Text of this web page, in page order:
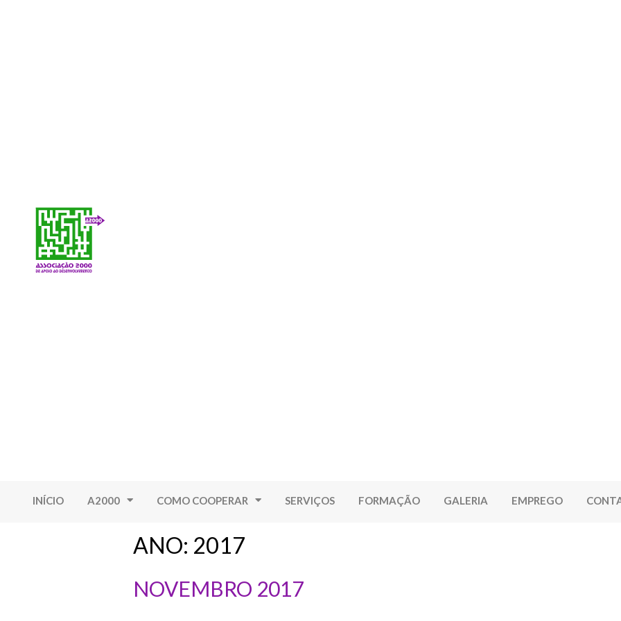
INÍCIO A2000 COMO COOPERAR SERVIÇOS FORMAÇÃO GALERIA EMPREGO
ANO: 2017
NOVEMBRO 2017